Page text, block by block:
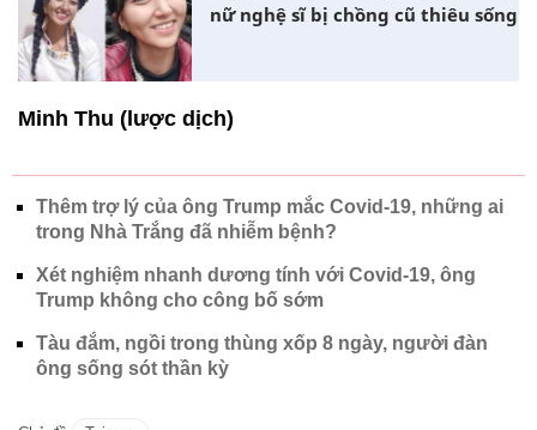
nữ nghệ sĩ bị chồng cũ thiêu sống
Minh Thu (lược dịch)
Thêm trợ lý của ông Trump mắc Covid-19, những ai
trong Nhà Trắng đã nhiễm bệnh?
Xét nghiệm nhanh dương tính với Covid-19, ông
Trump không cho công bố sớm
Tàu đắm, ngồi trong thùng xốp 8 ngày, người đàn
ông sống sót thần kỳ